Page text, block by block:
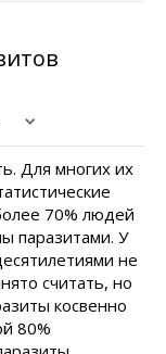
Для многих их
70% людей
паразитами. У
не
считать, но
косвенно
80%